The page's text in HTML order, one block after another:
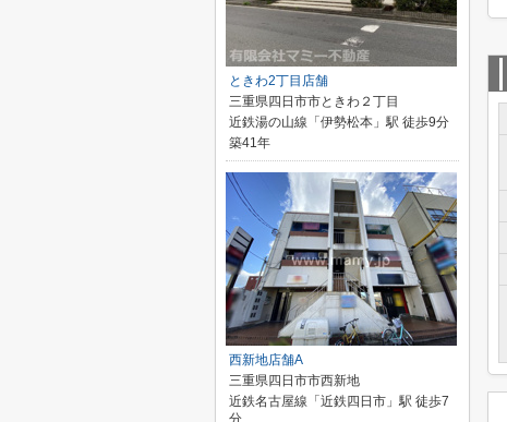
ときわ2丁目店舗
三重県四日市市ときわ２丁目
近鉄湯の山線「伊勢松本」駅 徒歩9分
築41年
西新地店舗A
三重県四日市市西新地
近鉄名古屋線「近鉄四日市」駅 徒歩7
分